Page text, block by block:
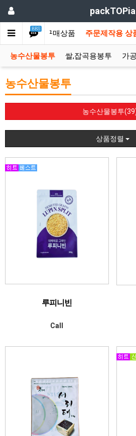
packTOPia
BBS
메인 즉시구매상품 주문제작용 상
농수산물봉투 쌀,잡곡용봉투 가
농수산물봉투
농수산물봉투
상품정렬
루피니빈
Call